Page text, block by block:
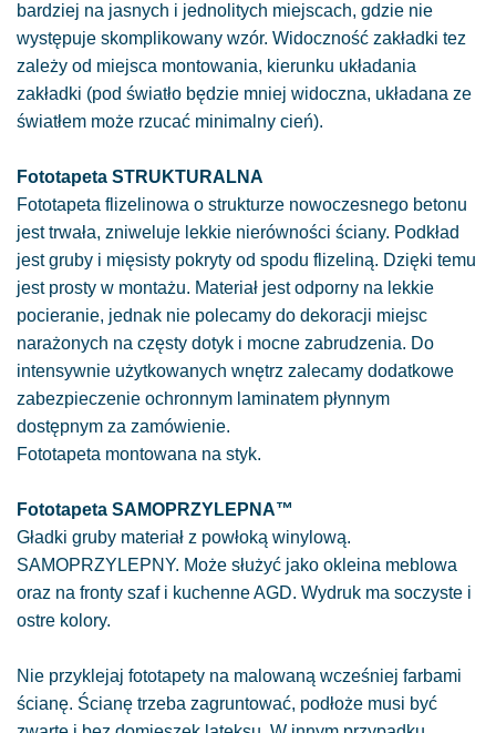
bardziej na jasnych i jednolitych miejscach, gdzie nie
występuje skomplikowany wzór. Widoczność zakładki tez
zależy od miejsca montowania, kierunku układania
zakładki (pod światło będzie mniej widoczna, układana ze
światłem może rzucać minimalny cień).
Fototapeta STRUKTURALNA
Fototapeta flizelinowa o strukturze nowoczesnego betonu
jest trwała, zniweluje lekkie nierówności ściany. Podkład
jest gruby i mięsisty pokryty od spodu flizeliną. Dzięki temu
jest prosty w montażu. Materiał jest odporny na lekkie
pocieranie, jednak nie polecamy do dekoracji miejsc
narażonych na częsty dotyk i mocne zabrudzenia. Do
intensywnie użytkowanych wnętrz zalecamy dodatkowe
zabezpieczenie ochronnym laminatem płynnym
dostępnym za zamówienie.
Fototapeta montowana na styk.
Fototapeta SAMOPRZYLEPNA™
Gładki gruby materiał z powłoką winylową.
SAMOPRZYLEPNY. Może służyć jako okleina meblowa
oraz na fronty szaf i kuchenne AGD. Wydruk ma soczyste i
ostre kolory.
Nie przyklejaj fototapety na malowaną wcześniej farbami
ścianę. Ścianę trzeba zagruntować, podłoże musi być